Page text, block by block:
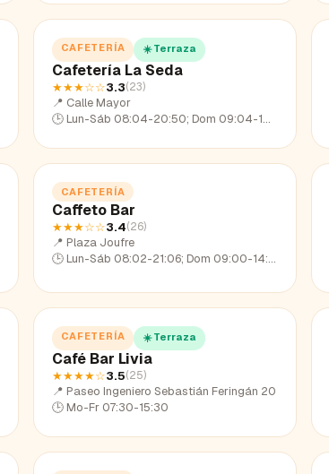
CAFETERÍA ☀️ Terraza
Cafetería La Seda
★★★☆☆3.3(23)
📍 Calle Mayor
🕒 Lun-Sáb 08:04-20:50; Dom 09:04-14:20
CAFETERÍA
Caffeto Bar
★★★☆☆3.4(26)
📍 Plaza Joufre
🕒 Lun-Sáb 08:02-21:06; Dom 09:00-14:05
CAFETERÍA ☀️ Terraza
Café Bar Livia
★★★★☆3.5(25)
📍 Paseo Ingeniero Sebastián Feringán 20
🕒 Mo-Fr 07:30-15:30